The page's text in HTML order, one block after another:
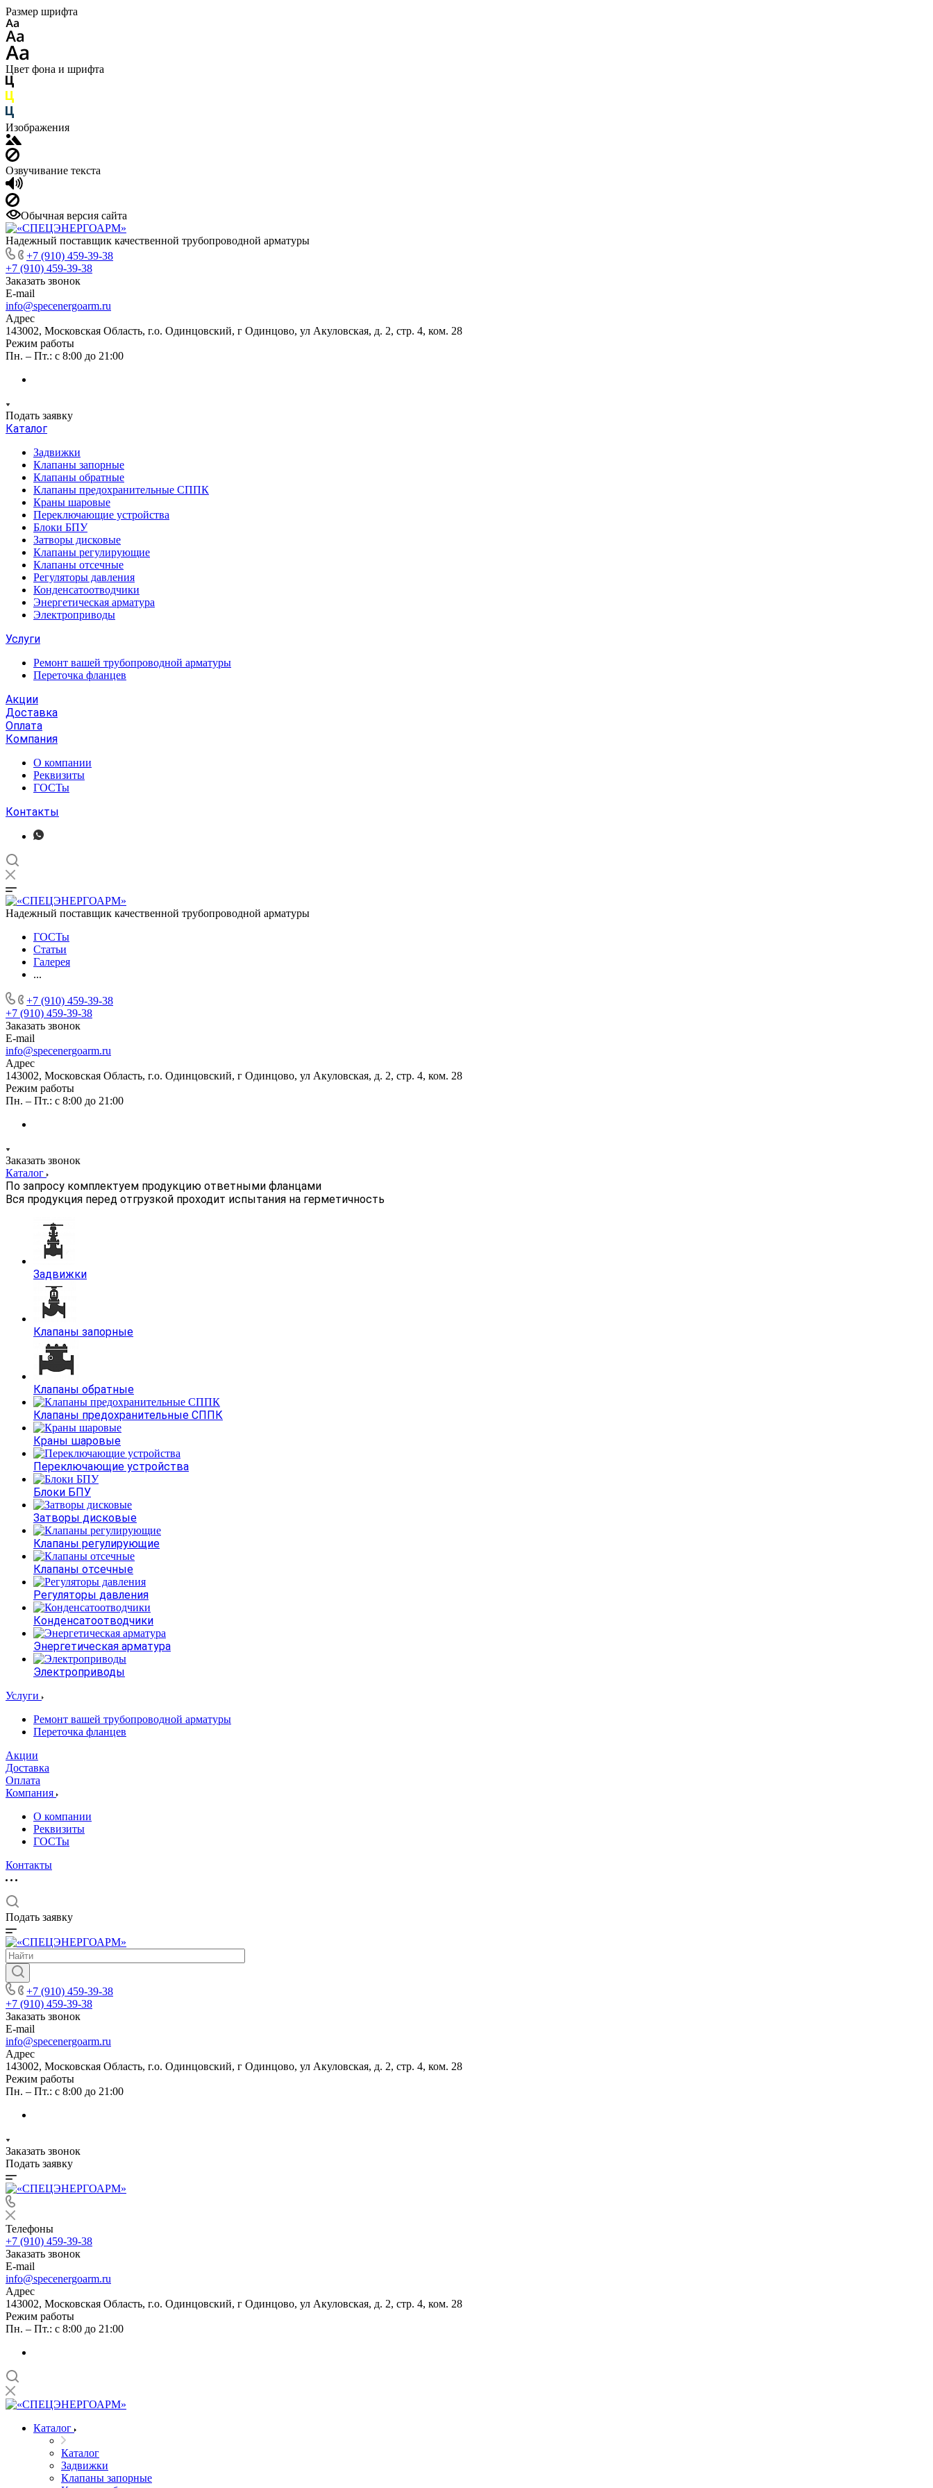
Размер шрифта
Цвет фона и шрифта
Изображения
Озвучивание текста
Обычная версия сайта
Надежный поставщик качественной трубопроводной арматуры
+7 (910) 459-39-38
+7 (910) 459-39-38
Заказать звонок
E-mail
info@specenergoarm.ru
Адрес
143002, Московская Область, г.о. Одинцовский, г Одинцово, ул Акуловская, д. 2, стр. 4, ком. 28
Режим работы
Пн. – Пт.: с 8:00 до 21:00
Подать заявку
Каталог
Задвижки
Клапаны запорные
Клапаны обратные
Клапаны предохранительные СППК
Краны шаровые
Переключающие устройства
Блоки БПУ
Затворы дисковые
Клапаны регулирующие
Клапаны отсечные
Регуляторы давления
Конденсатоотводчики
Энергетическая арматура
Электроприводы
Услуги
Ремонт вашей трубопроводной арматуры
Переточка фланцев
Акции
Доставка
Оплата
Компания
О компании
Реквизиты
ГОСТы
Контакты
Надежный поставщик качественной трубопроводной арматуры
ГОСТы
Статьи
Галерея
...
+7 (910) 459-39-38
+7 (910) 459-39-38
Заказать звонок
E-mail
info@specenergoarm.ru
Адрес
143002, Московская Область, г.о. Одинцовский, г Одинцово, ул Акуловская, д. 2, стр. 4, ком. 28
Режим работы
Пн. – Пт.: с 8:00 до 21:00
Заказать звонок
Каталог
По запросу комплектуем продукцию ответными фланцами
Вся продукция перед отгрузкой проходит испытания на герметичность
Задвижки
Клапаны запорные
Клапаны обратные
Клапаны предохранительные СППК
Краны шаровые
Переключающие устройства
Блоки БПУ
Затворы дисковые
Клапаны регулирующие
Клапаны отсечные
Регуляторы давления
Конденсатоотводчики
Энергетическая арматура
Электроприводы
Услуги
Ремонт вашей трубопроводной арматуры
Переточка фланцев
Акции
Доставка
Оплата
Компания
О компании
Реквизиты
ГОСТы
Контакты
Подать заявку
+7 (910) 459-39-38
+7 (910) 459-39-38
Заказать звонок
E-mail
info@specenergoarm.ru
Адрес
143002, Московская Область, г.о. Одинцовский, г Одинцово, ул Акуловская, д. 2, стр. 4, ком. 28
Режим работы
Пн. – Пт.: с 8:00 до 21:00
Заказать звонок
Подать заявку
Телефоны
+7 (910) 459-39-38
Заказать звонок
E-mail
info@specenergoarm.ru
Адрес
143002, Московская Область, г.о. Одинцовский, г Одинцово, ул Акуловская, д. 2, стр. 4, ком. 28
Режим работы
Пн. – Пт.: с 8:00 до 21:00
Каталог
Каталог
Задвижки
Клапаны запорные